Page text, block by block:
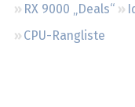
RX 9000 „Deals“
CPU-Rangliste